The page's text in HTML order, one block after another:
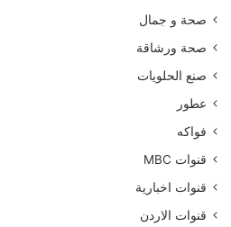
صحة و جمال
صحة ورشاقة
صنع الحلويات
عطور
فواكه
قنوات MBC
قنوات اخبارية
قنوات الاردن